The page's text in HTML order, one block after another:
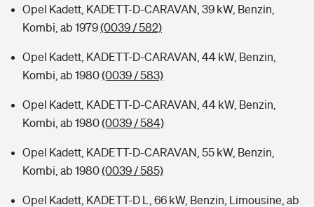
Opel Kadett, KADETT-D-CARAVAN, 39 kW, Benzin,
Kombi, ab 1979(0039 / 582)
Opel Kadett, KADETT-D-CARAVAN, 44 kW, Benzin,
Kombi, ab 1980(0039 / 583)
Opel Kadett, KADETT-D-CARAVAN, 44 kW, Benzin,
Kombi, ab 1980(0039 / 584)
Opel Kadett, KADETT-D-CARAVAN, 55 kW, Benzin,
Kombi, ab 1980(0039 / 585)
Opel Kadett, KADETT-D L, 66 kW, Benzin, Limousine, ab